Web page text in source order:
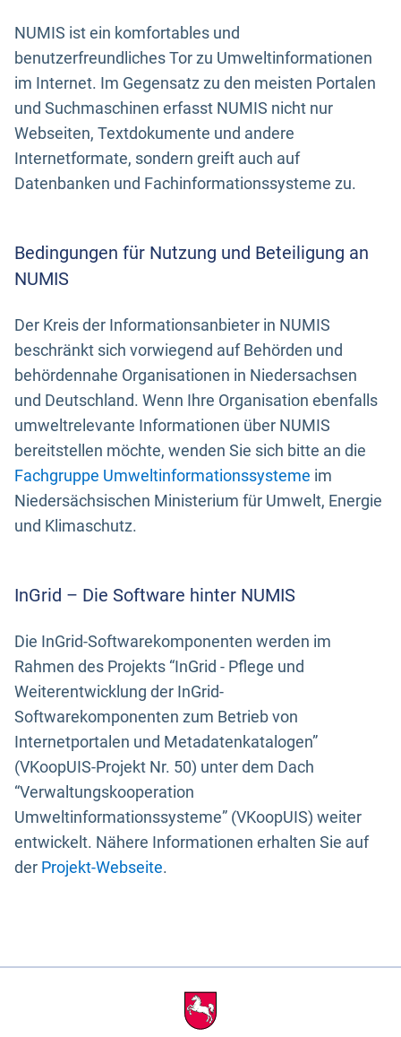
NUMIS ist ein komfortables und
benutzerfreundliches Tor zu Umweltinformationen
im Internet. Im Gegensatz zu den meisten Portalen
und Suchmaschinen erfasst NUMIS nicht nur
Webseiten, Textdokumente und andere
Internetformate, sondern greift auch auf
Datenbanken und Fachinformationssysteme zu.
Bedingungen für Nutzung und Beteiligung an
NUMIS
Der Kreis der Informationsanbieter in NUMIS
beschränkt sich vorwiegend auf Behörden und
behördennahe Organisationen in Niedersachsen
und Deutschland. Wenn Ihre Organisation ebenfalls
umweltrelevante Informationen über NUMIS
bereitstellen möchte, wenden Sie sich bitte an die
Fachgruppe Umweltinformationssysteme im
Niedersächsischen Ministerium für Umwelt, Energie
und Klimaschutz.
InGrid – Die Software hinter NUMIS
Die InGrid-Softwarekomponenten werden im
Rahmen des Projekts “InGrid - Pflege und
Weiterentwicklung der InGrid-
Softwarekomponenten zum Betrieb von
Internetportalen und Metadatenkatalogen”
(VKoopUIS-Projekt Nr. 50) unter dem Dach
“Verwaltungskooperation
Umweltinformationssysteme” (VKoopUIS) weiter
entwickelt. Nähere Informationen erhalten Sie auf
der Projekt-Webseite.